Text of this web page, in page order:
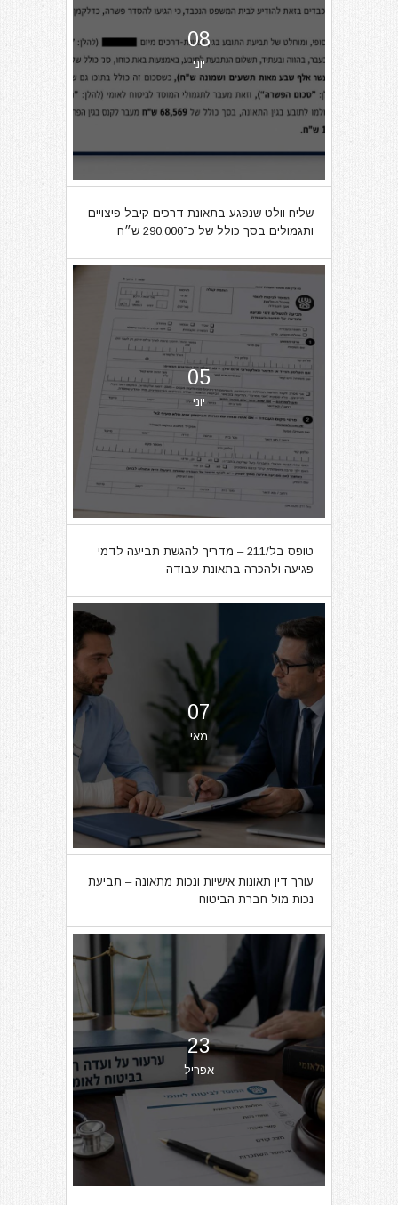
08
יוני
שליח וולט שנפגע בתאונת דרכים קיבל פיצויים
ותגמולים בסך כולל של כ־290,000 ש״ח
05
יוני
טופס בל/211 – מדריך להגשת תביעה לדמי
פגיעה ולהכרה בתאונת עבודה
07
מאי
עורך דין תאונות אישיות ונכות מתאונה – תביעת
נכות מול חברת הביטוח
23
אפריל